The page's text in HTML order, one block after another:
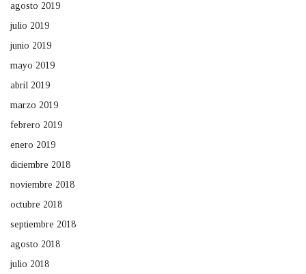
agosto 2019
julio 2019
junio 2019
mayo 2019
abril 2019
marzo 2019
febrero 2019
enero 2019
diciembre 2018
noviembre 2018
octubre 2018
septiembre 2018
agosto 2018
julio 2018